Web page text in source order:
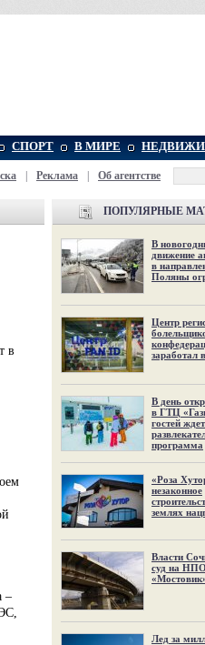
СПОРТ В МИРЕ
Реклама Об агентстве
в
–
ПОПУЛЯРНЫЕ
В
движение
в
Поляны
Центр
заработал
В день
в ГТЦ
гостей ждет
программа
«Роза
незаконное
землях
Власти
суд на НПО
Лед за